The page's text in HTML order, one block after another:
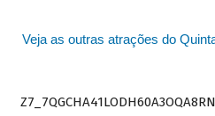
Veja as outras atrações do